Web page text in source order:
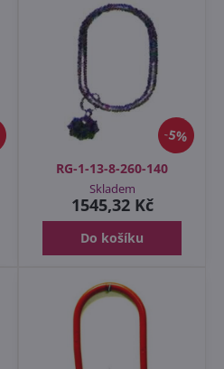
5%
RG-1-13-8-260-140
Skladem
1545,32 Kč
Do košíku